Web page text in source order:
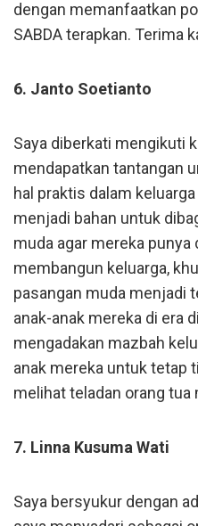
dengan memanfaatkan
SABDA terapkan. Terima
6. Janto Soetianto
Saya diberkati mengikuti
mendapatkan tantangan
hal praktis dalam
menjadi bahan untuk
muda agar mereka punya
membangun keluarga,
pasangan muda menjadi
anak-anak mereka di era
mengadakan mazbah
anak mereka untuk tetap
melihat teladan orang tua
7. Linna Kusuma Wati
Saya bersyukur dengan